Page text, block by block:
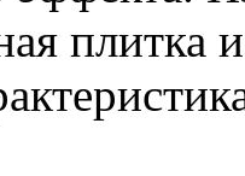
плитка